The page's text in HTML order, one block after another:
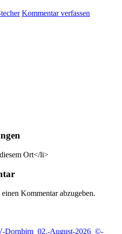
Kommentar verfassen
Ort</li>
einen Kommentar abzugeben.